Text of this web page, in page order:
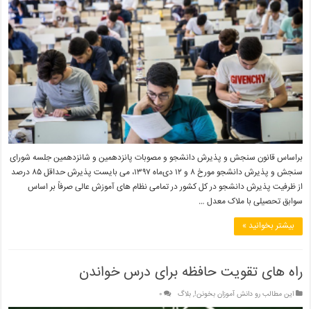
براساس قانون سنجش و پذیرش دانشجو و مصوبات پانزدهمین و شانزدهمین جلسه شورای
سنجش و پذیرش دانشجو مورخ ۸ و ۱۲ دی‌ماه ۱۳۹۷، می بایست پذیرش حداقل ۸۵ درصد
از ظرفیت پذیرش دانشجو در کل کشور در تمامی نظام های آموزش عالی صرفاً بر اساس
سوابق تحصیلی با ملاک معدل …
بیشتر بخوانید »
راه های تقویت حافظه برای درس خواندن
این مطالب رو دانش آموزان بخونن!,بلاگ ۰